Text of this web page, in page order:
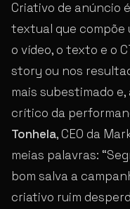
Criativo de anúncio
textual que compõe
o vídeo, o texto e o
story ou nos
mais subestimado
crítico da
Tonhela, CEO da
meias palavras:
bom salva a
criativo ruim